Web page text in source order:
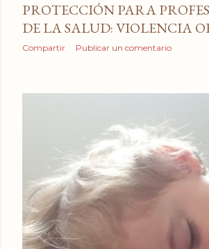
PROTECCIÓN PARA
DE LA SALUD: VIOLENCIA
Compartir Publicar un comentario